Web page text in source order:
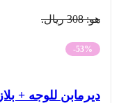
-53%
ديرمابن للوجه +